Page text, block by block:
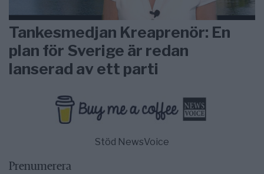
Tankesmedjan Kreaprenör: En
plan för Sverige är redan
lanserad av ett parti
Stöd NewsVoice
Prenumerera